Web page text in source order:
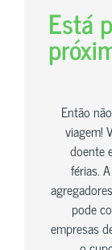
Está
Então
viagem!
doente
férias. A
pode
empresas